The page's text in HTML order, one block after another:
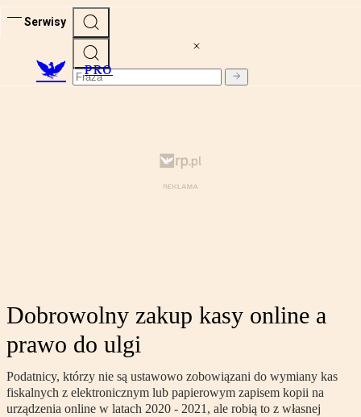
Serwisy
PRO
Dobrowolny zakup kasy online a
prawo do ulgi
Podatnicy, którzy nie są ustawowo zobowiązani do wymiany kas
fiskalnych z elektronicznym lub papierowym zapisem kopii na
urządzenia online w latach 2020 - 2021, ale robią to z własnej